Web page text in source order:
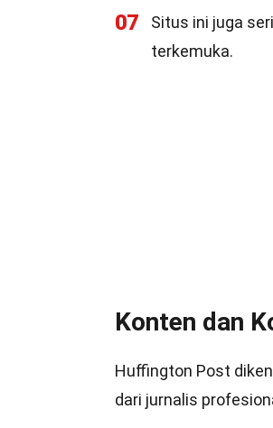
07
Situs ini juga
terkemuka.
Konten dan
Huffington Post
dari jurnalis